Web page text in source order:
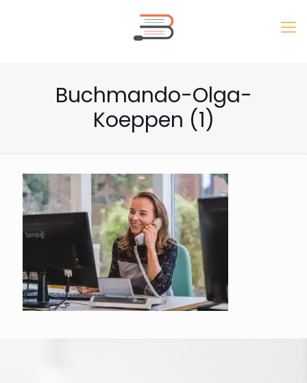
Buchmando-Olga-
Koeppen (1)